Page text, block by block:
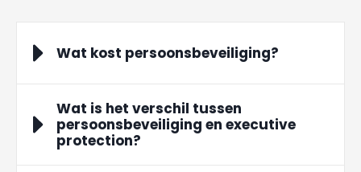
Wat kost persoonsbeveiliging?
Wat is het verschil tussen
persoonsbeveiliging en executive
protection?